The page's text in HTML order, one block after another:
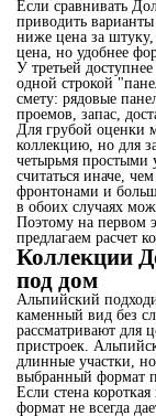
Если сравнивать
приводить
ниже цена за
цена, но удобнее
У третьей
одной строкой
смету: рядовые
проемов, запас,
Для грубой оценки
коллекцию, но для
четырьмя простыми
считаться иначе,
фронтонами и
в обоих случаях
Поэтому на первом
предлагаем расчет
Коллекции
под дом
Альпийский
каменный вид без
рассматривают для
пристроек.
длинные участки,
выбранный формат
Если стена
формат не всегда